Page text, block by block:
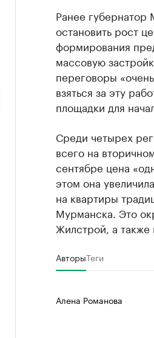
Ранее
остановить рост
формирования
массовую
переговоры
взяться за эту
площадки для
Среди четырех
всего на
сентябре цена
этом она
на квартиры
Мурманска. Это
Жилстрой, а также
АвторыТеги
Алена Романова